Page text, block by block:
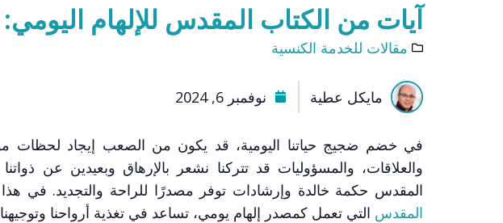
آيات من الكتاب المقدس للإلهام
مقالات للخدمة الكنسية
مايكل عطية نوفمبر 6, 2024
في خضم ضجيج حياتنا اليومية، قد يكون من الصعب إيجاد لحظات من
والعلاقات، والمسؤوليات قد تتركنا نشعر بالإرهاق وبعيدين عن
المقدس حكمة خالدة وإرشادات توفر مصدرًا للراحة والتجديد. في
المقدس التي تعمل كمصدر إلهام يومي، تساعد في تغذية أرواحنا